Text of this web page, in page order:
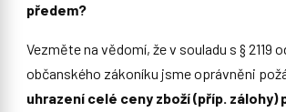
předem?
Vezměte na vědomí, že v souladu s § 2119
občanského zákoníku jsme oprávněni
uhrazení celé ceny zboží (příp. zálohy)